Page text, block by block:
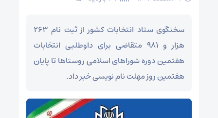
سخنگوی ستاد انتخابات کشور از ثبت نام ۲۶۳
هزار و ۹۸۱ متقاضی برای داوطلبی انتخابات
هفتمین دوره شوراهای اسلامی روستاها تا پایان
هفتمین روز مهلت نام نویسی خبر داد.